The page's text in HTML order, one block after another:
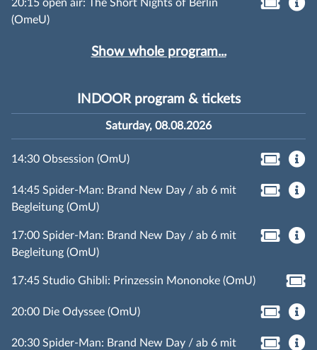
20:15 open air: The Short Nights of Berlin
(OmeU)
Show whole program...
INDOOR program & tickets
Saturday, 08.08.2026
14:30 Obsession (OmU)
14:45 Spider-Man: Brand New Day / ab 6 mit
Begleitung (OmU)
17:00 Spider-Man: Brand New Day / ab 6 mit
Begleitung (OmU)
17:45 Studio Ghibli: Prinzessin Mononoke (OmU)
20:00 Die Odyssee (OmU)
20:30 Spider-Man: Brand New Day / ab 6 mit